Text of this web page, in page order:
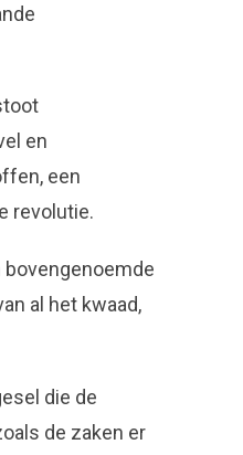
en
een
revolutie.
al het kwaad,
die de
de zaken er